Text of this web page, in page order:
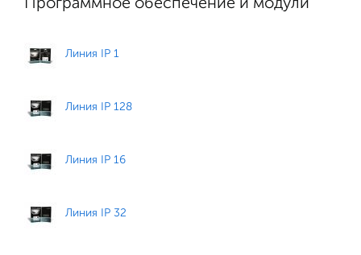
Линия IP 1
Линия IP 128
Линия IP 16
Линия IP 32